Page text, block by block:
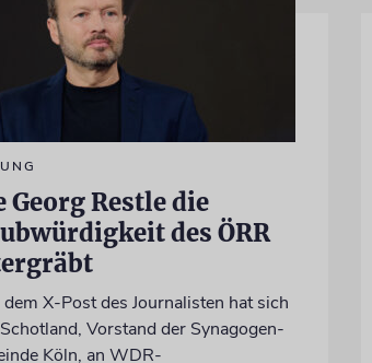
Georg Restle die
des ÖRR
dem X-Post des Journalisten hat sich
Vorstand der Synagogen-
Köln, an WDR-